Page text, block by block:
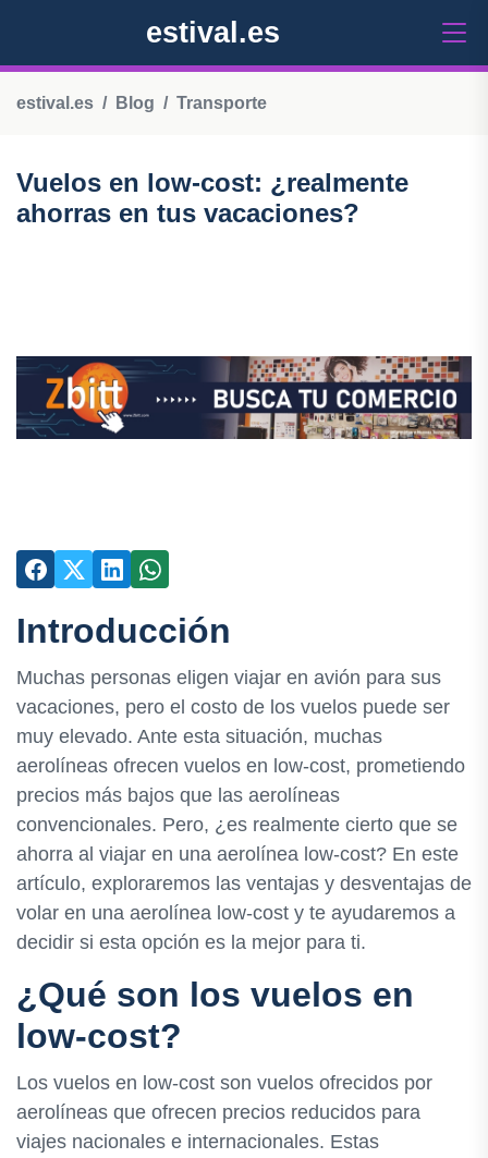
estival.es
estival.es Blog Transporte
Vuelos en low-cost: ¿realmente
ahorras en tus vacaciones?
Introducción
Muchas personas eligen viajar en avión para sus
vacaciones, pero el costo de los vuelos puede ser
muy elevado. Ante esta situación, muchas
aerolíneas ofrecen vuelos en low-cost, prometiendo
precios más bajos que las aerolíneas
convencionales. Pero, ¿es realmente cierto que se
ahorra al viajar en una aerolínea low-cost? En este
artículo, exploraremos las ventajas y desventajas de
volar en una aerolínea low-cost y te ayudaremos a
decidir si esta opción es la mejor para ti.
¿Qué son los vuelos en
low-cost?
Los vuelos en low-cost son vuelos ofrecidos por
aerolíneas que ofrecen precios reducidos para
viajes nacionales e internacionales. Estas